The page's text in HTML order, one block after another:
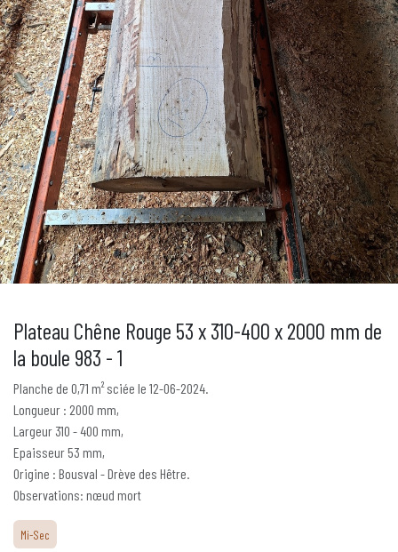
Plateau Chêne Rouge 53 x 310-400 x 2000 mm de
la boule 983 - 1
Planche de 0,71 m² sciée le 12-06-2024.
Longueur : 2000 mm,
Largeur 310 - 400 mm,
Epaisseur 53 mm,
Origine : Bousval - Drève des Hêtre.
Observations: nœud mort
Mi-Sec